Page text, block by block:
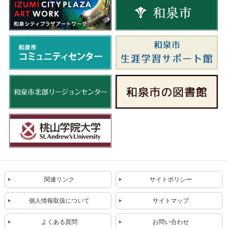
関連リンク サイトポリシー
個人情報取扱について サイトマップ
よくある質問 お問い合わせ